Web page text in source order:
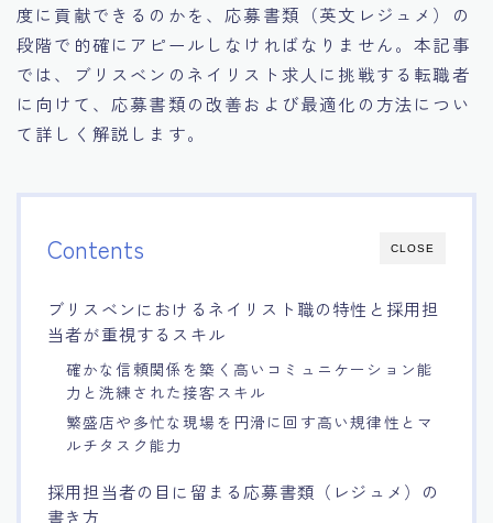
度に貢献できるのかを、応募書類（英文レジュメ）の
段階で的確にアピールしなければなりません。本記事
では、ブリスベンのネイリスト求人に挑戦する転職者
に向けて、応募書類の改善および最適化の方法につい
て詳しく解説します。
CLOSE
Contents
ブリスベンにおけるネイリスト職の特性と採用担
当者が重視するスキル
確かな信頼関係を築く高いコミュニケーション能
力と洗練された接客スキル
繁盛店や多忙な現場を円滑に回す高い規律性とマ
ルチタスク能力
採用担当者の目に留まる応募書類（レジュメ）の
書き方